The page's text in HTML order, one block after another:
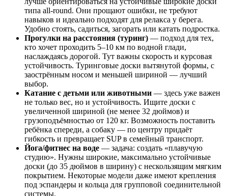
типа all-round. Они прощают ошибки, не требуют
навыков и идеально подходят для релакса у берега.
Удобно стоять, садиться, загорать или катать подростка.
Прогулки на расстояния (туринг) — подход для тех,
кто хочет проходить 5–10 км по водной глади,
наслаждаясь дорогой. Тут важны скорость и курсовая
устойчивость. Туринговые доски вытянутой формы, с
заострённым носом и меньшей шириной — лучший
выбор.
Катание с детьми или животными — здесь уже важен
не только вес, но и устойчивость. Ищите доски с
увеличенной шириной (не менее 32 дюймов) и
грузоподъёмностью от 120 кг. Возможность поставить
ребёнка спереди, а собаку — по центру придаёт
гибкость и превращает SUP в семейный транспорт.
Йога/фитнес на воде — задача: создать «плавучую
студию». Нужны широкие, максимально устойчивые
доски (до 35 дюймов в ширину) с нескользящим мягким
покрытием. Некоторые модели даже имеют крепления
под эспандеры и кольца для групповой соединительной
системы.